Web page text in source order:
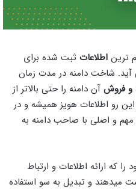
ترین اطلاعات ثبت شده برای
آید. شاخت دامنه در مدت زمان
و فروش آن دامنه را حتی بالاتر از
رو اطلاعات هویز همیشه و در
مهم و اصلی با صاحب دامنه به
که ارائه اطلاعات و ارتباط
و تبدیل به سو استفاده